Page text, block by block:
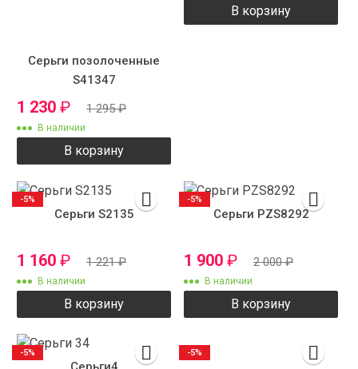
Серьги позолоченные
S41347
1 230 ₽ 1 295₽
В наличии
В корзину
В корзину
Серьги S2135
1 160 ₽ 1 221₽
В наличии
В корзину
-5%
Серьги PZS8292
1 900 ₽ 2 000₽
В наличии
В корзину
-5%
-5% -5%